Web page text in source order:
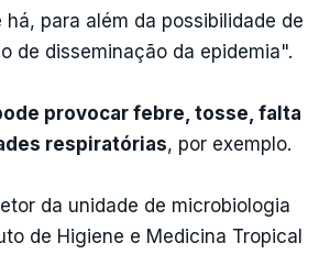
há, para além da possibilidade de
de disseminação da epidemia".
provocar febre, tosse, falta
respiratórias, por exemplo.
da unidade de microbiologia
de Higiene e Medicina Tropical